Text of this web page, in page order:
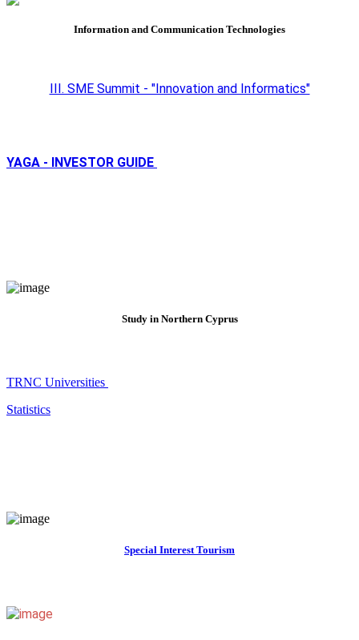
Information and Communication Technologies
III. SME Summit - "Innovation and Informatics"
YAGA - INVESTOR GUIDE
Study in Northern Cyprus
TRNC Universities
Statistics
Special Interest Tourism